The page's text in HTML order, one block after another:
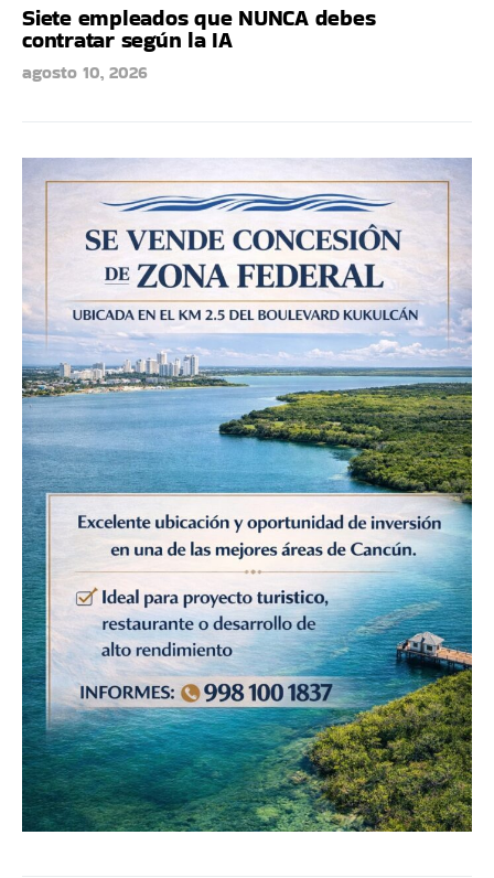
Siete empleados que NUNCA debes
contratar según la IA
agosto 10, 2026